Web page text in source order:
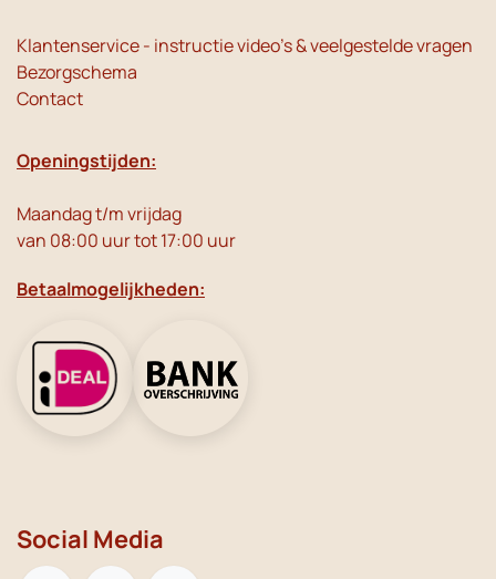
Klantenservice - instructie video's & veelgestelde vragen
Bezorgschema
Contact
Openingstijden:
Maandag t/m vrijdag
van 08:00 uur tot 17:00 uur
Betaalmogelijkheden:
Social Media